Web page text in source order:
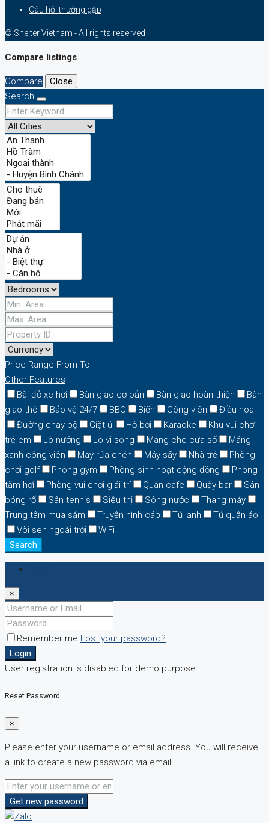
Câu hỏi thường gặp
© Shelter Vietnam - All rights reserved
Compare listings
Compare
Close
Search
Price Range From To
Other Features
Bãi đỗ xe hơi
Bàn giao cơ bản Bàn giao hoàn thiện
Bàn
giao thô
Bảo vệ 24/7 BBQ Biển Công viên
Điều hòa
Đường chạy bộ
Giặt ủi Hồ bơi Karaoke
Khu vui chơi
trẻ em
Lò nướng Lò vi song Màng che cửa sổ
Mảng
xanh công viên
Máy rửa chén Máy sấy Nhà trẻ
Phòng
chơi golf
Phòng gym Phòng sinh hoạt cộng đồng
Phòng
tắm hơi
Phòng vui chơi giải trí Quán cafe Quầy bar
Sân
bóng rổ
Sân tennis Siêu thị Sông nước
Thang máy
Trung tâm mua sắm
Truyền hình cáp Tủ lạnh
Tủ quần áo
Vòi sen ngoài trời
WiFi
Search
×
Remember me Lost your password?
Login
User registration is disabled for demo purpose.
Reset Password
×
Please enter your username or email address. You will receive
a link to create a new password via email.
Get new password